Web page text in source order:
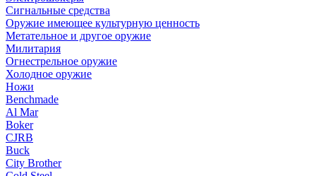
Сигнальные средства
Оружие имеющее культурную ценность
Метательное и другое оружие
Милитария
Огнестрельное оружие
Холодное оружие
Ножи
Benchmade
Al Mar
Boker
CJRB
Buck
City Brother